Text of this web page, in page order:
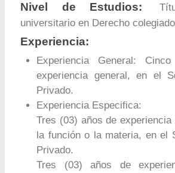
Nivel de Estudios:
universitario en Derecho
Experiencia:
Experiencia General:
experiencia general, en el
Privado.
Experiencia Especifica:
Tres (03) años de
la función o la materia, en el
Privado.
Tres (03) años de